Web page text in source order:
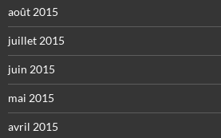
août 2015
juillet 2015
juin 2015
mai 2015
avril 2015